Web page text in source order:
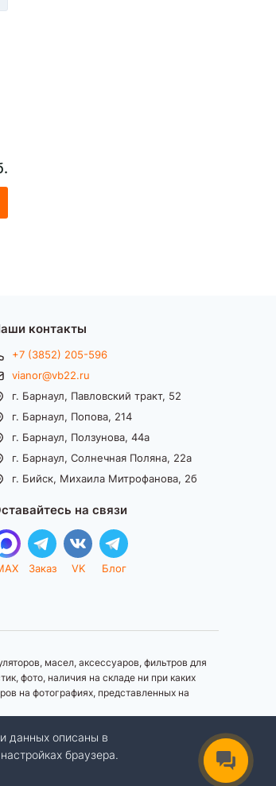
контакты
+7 (3852) 205-596
vianor@vb22.ru
г. Барнаул, Павловский тракт, 52
г. Барнаул, Попова, 214
г. Барнаул, Ползунова, 44а
г. Барнаул, Солнечная Поляна, 22а
г. Бийск, Михаила Митрофанова, 2б
на связи
Заказ VK Блог
масел, аксессуаров, фильтров для
фото, наличия на складе ни при каких
на фотографиях, представленных на
данных описаны в
браузера.